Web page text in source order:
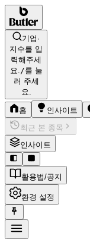
기업·
지수를 입
력해주세
요./를 눌
러 주세
요.
홈 인사이트
최근 본 종목
인사이트
활용법/공지
환경 설정